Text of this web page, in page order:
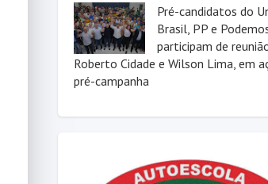
Pré-candidatos do
Brasil, PP e
participam de
Roberto Cidade e Wilson Lima, em
pré-campanha